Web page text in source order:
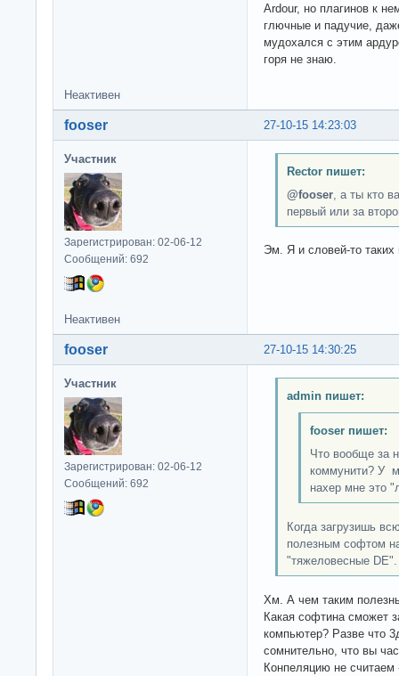
Ardour, но плагинов к
глючные и падучие,
мудохался с этим
горя не знаю.
Неактивен
27-10-15 14:23:03
fooser
Участник
Зарегистрирован: 02-06-12
Сообщений: 692
Rector пишет:
@fooser, а ты кто
первый или за
Эм. Я и словей-то
Неактивен
27-10-15 14:30:25
fooser
Участник
Зарегистрирован: 02-06-12
Сообщений: 692
admin пишет:
fooser пишет:
Что вообще за
коммунити? У
нахер мне это
Когда загрузишь
полезным софтом
"тяжеловесные DE".
Хм. А чем таким
Какая софтина сможет
компьютер? Разве что
сомнительно, что вы
Конпеляцию не считаем